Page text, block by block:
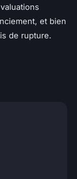
et bien
de rupture.